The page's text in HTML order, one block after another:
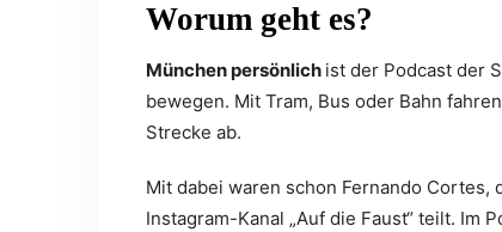
Worum geht es?
München persönlich ist der Podcast der
bewegen. Mit Tram, Bus oder Bahn
Strecke ab.
Mit dabei waren schon Fernando
Instagram-Kanal „Auf die Faust“ teilt. Im